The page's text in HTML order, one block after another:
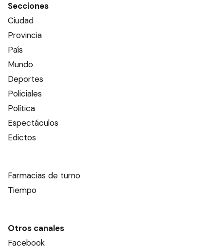
Secciones
Ciudad
Provincia
País
Mundo
Deportes
Policiales
Política
Espectáculos
Edictos
Farmacias de turno
Tiempo
Otros canales
Facebook